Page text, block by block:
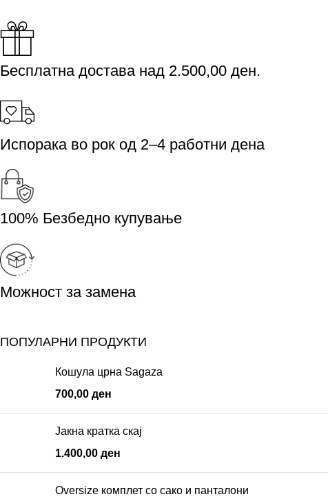
Бесплатна достава над 2.500,00 ден.
Испорака во рок од 2–4 работни дена
100% Безбедно купување
Можност за замена
ПОПУЛАРНИ ПРОДУКТИ
Кошула црна Sagaza
700,00 ден
Јакна кратка скај
1.400,00 ден
Oversize комплет со сако и панталони